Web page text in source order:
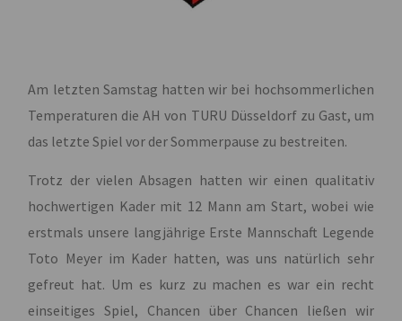
Am letzten Samstag hatten wir bei hochsommerlichen
Temperaturen die AH von TURU Düsseldorf zu Gast, um
das letzte Spiel vor der Sommerpause zu bestreiten.
Trotz der vielen Absagen hatten wir einen qualitativ
hochwertigen Kader mit 12 Mann am Start, wobei wie
erstmals unsere langjährige Erste Mannschaft Legende
Toto Meyer im Kader hatten, was uns natürlich sehr
gefreut hat. Um es kurz zu machen es war ein recht
einseitiges Spiel, Chancen über Chancen ließen wir